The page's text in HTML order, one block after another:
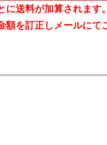
送料が加算されます
額を訂正しメールにて